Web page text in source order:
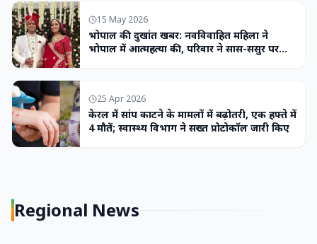
15 May 2026
भोपाल की दुखांत खबर: नवविवाहित महिला ने
भोपाल में आत्महत्या की, परिवार ने सास-ससुर पर
25 Apr 2026
केरल में सांप काटने के मामलों में बढ़ोतरी, एक हफ्ते में
4 मौतें; स्वास्थ्य विभाग ने सख्त प्रोटोकॉल जारी किए
Regional News